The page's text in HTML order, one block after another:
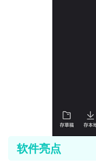
软件亮点